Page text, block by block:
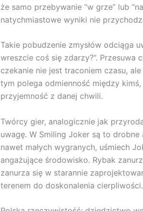
że samo przebywanie “w grze” lub
natychmiastowe wyniki nie
Takie pobudzenie zmysłów odciąga
wreszcie coś się zdarzy?”. Przesuwa
czekanie nie jest traconiem czasu,
tym polega odmienność między
przyjemność z danej chwili.
Twórcy gier, analogicznie jak
uwagę. W Smiling Joker są to
nawet małych wygranych, uśmiech
angażujące środowisko. Rybak
zanurza się w starannie
terenem do doskonalenia cierpliwości.